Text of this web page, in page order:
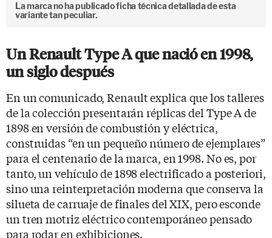
La marca no ha publicado ficha técnica detallada de esta
variante tan peculiar.
Un Renault Type A que nació en 1998,
un siglo después
En un comunicado, Renault explica que los talleres
de la colección presentarán réplicas del Type A de
1898 en versión de combustión y eléctrica,
construidas “en un pequeño número de ejemplares”
para el centenario de la marca, en 1998. No es, por
tanto, un vehículo de 1898 electrificado a posteriori,
sino una reinterpretación moderna que conserva la
silueta de carruaje de finales del XIX, pero esconde
un tren motriz eléctrico contemporáneo pensado
para rodar en exhibiciones.